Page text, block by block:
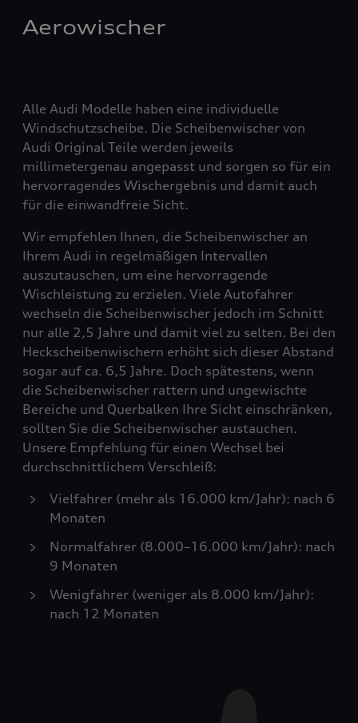
Aerowischer
Alle Audi Modelle haben eine individuelle
Windschutzscheibe. Die Scheibenwischer von
Audi Original Teile werden jeweils
millimetergenau angepasst und sorgen so für ein
hervorragendes Wischergebnis und damit auch
für die einwandfreie Sicht.
Wir empfehlen Ihnen, die Scheibenwischer an
Ihrem Audi in regelmäßigen Intervallen
auszutauschen, um eine hervorragende
Wischleistung zu erzielen. Viele Autofahrer
wechseln die Scheibenwischer jedoch im Schnitt
nur alle 2,5 Jahre und damit viel zu selten. Bei den
Heckscheibenwischern erhöht sich dieser Abstand
sogar auf ca. 6,5 Jahre. Doch spätestens, wenn
die Scheibenwischer rattern und ungewischte
Bereiche und Querbalken Ihre Sicht einschränken,
sollten Sie die Scheibenwischer austauchen.
Unsere Empfehlung für einen Wechsel bei
durchschnittlichem Verschleiß:
Vielfahrer (mehr als 16.000 km/Jahr): nach 6
Monaten
Normalfahrer (8.000–16.000 km/Jahr): nach
9 Monaten
Wenigfahrer (weniger als 8.000 km/Jahr):
nach 12 Monaten